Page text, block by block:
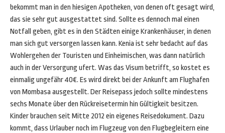
bekommt man in den hiesigen Apotheken, von denen oft gesagt wird,
das sie sehr gut ausgestattet sind. Sollte es dennoch mal einen
Notfall geben, gibt es in den Städten einige Krankenhäuser, in denen
man sich gut versorgen lassen kann. Kenia ist sehr bedacht auf das
Wohlergehen der Touristen und Einheimischen, was dann natürlich
auch in der Versorgung ufert. Was das Visum betrifft, so kostet es
einmalig ungefähr 40€. Es wird direkt bei der Ankunft am Flughafen
von Mombasa ausgestellt. Der Reisepass jedoch sollte mindestens
sechs Monate über den Rückreisetermin hin Gültigkeit besitzen.
Kinder brauchen seit Mitte 2012 ein eigenes Reisedokument. Dazu
kommt, dass Urlauber noch im Flugzeug von den Flugbegleitern eine